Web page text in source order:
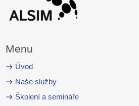
Menu
Úvod
Naše služby
Školení a semináře